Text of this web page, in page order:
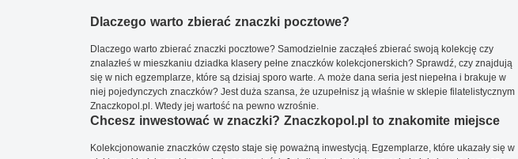
Dlaczego warto zbierać znaczki pocztowe?
Dlaczego warto zbierać znaczki pocztowe? Samodzielnie zacząłeś zbierać swoją kolekcję czy
znalazłeś w mieszkaniu dziadka klasery pełne znaczków kolekcjonerskich? Sprawdź, czy znajdują
się w nich egzemplarze, które są dzisiaj sporo warte. A może dana seria jest niepełna i brakuje w
niej pojedynczych znaczków? Jest duża szansa, że uzupełnisz ją właśnie w sklepie filatelistycznym
Znaczkopol.pl. Wtedy jej wartość na pewno wzrośnie.
Chcesz inwestować w znaczki? Znaczkopol.pl to znakomite miejsce
Kolekcjonowanie znaczków często staje się poważną inwestycją. Egzemplarze, które ukazały się w